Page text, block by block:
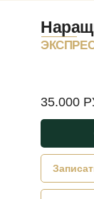
35.000